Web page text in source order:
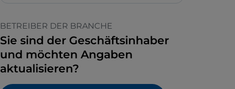
BETREIBER DER BRANCHE
Sie sind der Geschäftsinhaber
und möchten Angaben
aktualisieren?